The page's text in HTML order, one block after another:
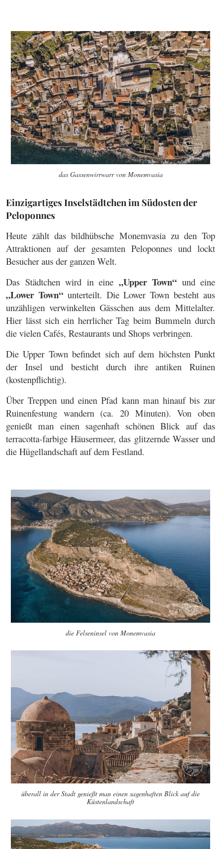
das Gassenwirrwarr von Monemvasia
Einzigartiges Inselstädtchen im Südosten der
Peloponnes
Heute zählt das bildhübsche Monemvasia zu den Top
Attraktionen auf der gesamten Peloponnes und lockt
Besucher aus der ganzen Welt.
Das Städtchen wird in eine „Upper Town“ und eine
„Lower Town“unterteilt. Die Lower Town besteht aus
unzähligen verwinkelten Gässchen aus dem Mittelalter.
Hier lässt sich ein herrlicher Tag beim Bummeln durch
die vielen Cafés, Restaurants und Shops verbringen.
Die Upper Town befindet sich auf dem höchsten Punkt
der Insel und besticht durch ihre antiken Ruinen
(kostenpflichtig).
Über Treppen und einen Pfad kann man hinauf bis zur
Ruinenfestung wandern (ca. 20 Minuten). Von oben
genießt man einen sagenhaft schönen Blick auf das
terracotta-farbige Häusermeer, das glitzernde Wasser und
die Hügellandschaft auf dem Festland.
die Felseninsel von Monemvasia
überall in der Stadt genießt man einen sagenhaften Blick auf die
Küstenlandschaft